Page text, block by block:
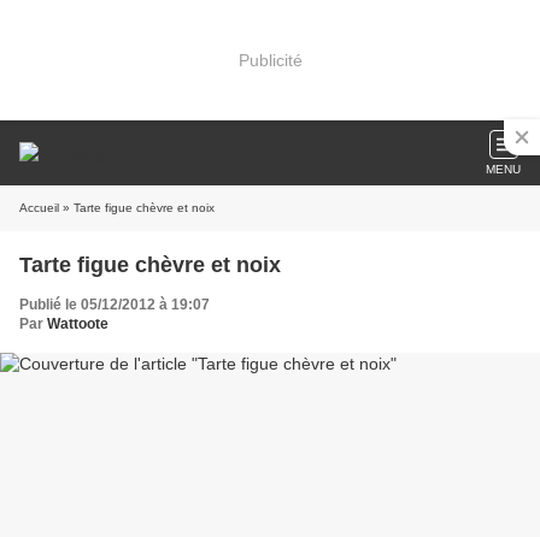
Publicité
MENU
Accueil » Tarte figue chèvre et noix
Tarte figue chèvre et noix
Publié le 05/12/2012 à 19:07
Par Wattoote